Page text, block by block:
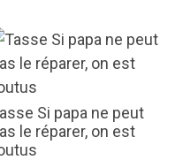
Si papa ne peut
le réparer, on est